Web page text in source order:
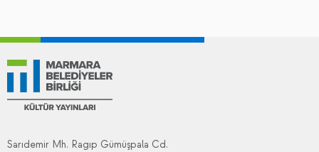
Sarıdemir Mh. Ragıp Gümüşpala Cd.